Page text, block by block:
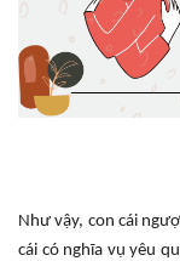
Như vậy, con cái
cái có nghĩa vụ yêu